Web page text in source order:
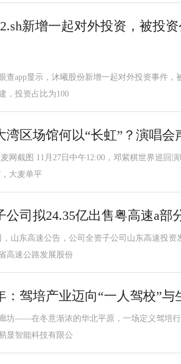
新增一起对外投资，被投
查app显示，沐曦股份新增一起对外投资事件
，投资占比为100
湾区场馆何以“长虹”？演唱会
网截图 11月27日中午12:00，邓紫棋世界巡回
大麦单平
公司拟24.35亿出售粤高速a部
，山东高速公告，公司全资子公司山东高速投
高速公路发展股份
：驾培产业迈向“一人驾校”与
坊——在冬意渐浓的华北平原，一场定义驾培
显智能科技有限公